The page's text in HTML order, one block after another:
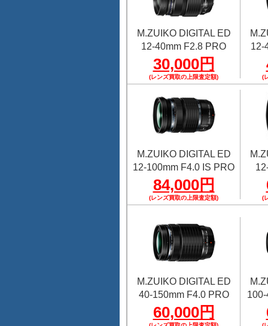
M.ZUIKO DIGITAL ED
12-40mm F2.8 PRO
30,000円
(レンズ買取の上限査定額)
12-
(
M.ZUIKO DIGITAL ED
12-100mm F4.0 IS PRO
84,000円
(レンズ買取の上限査定額) (
M.ZUIKO DIGITAL ED
40-150mm F4.0 PRO
60,000円